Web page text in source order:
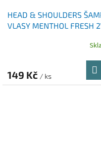
HEAD & SHOULDERS
VLASY MENTHOL FRESH
149 Kč / ks